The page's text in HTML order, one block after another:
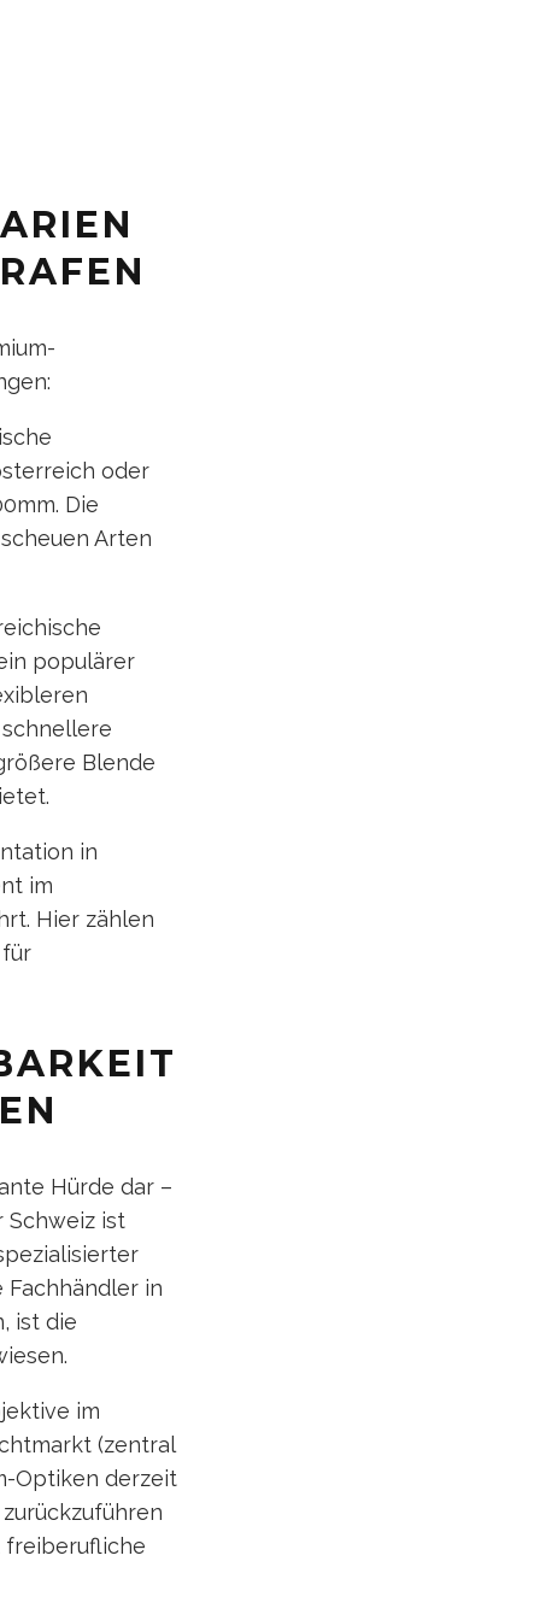
oder
Die
Arten
populärer
Blende
in
im
Hier zählen
Hürde dar –
Schweiz ist
in
ist die
im
(zentral
Optiken derzeit
freiberufliche